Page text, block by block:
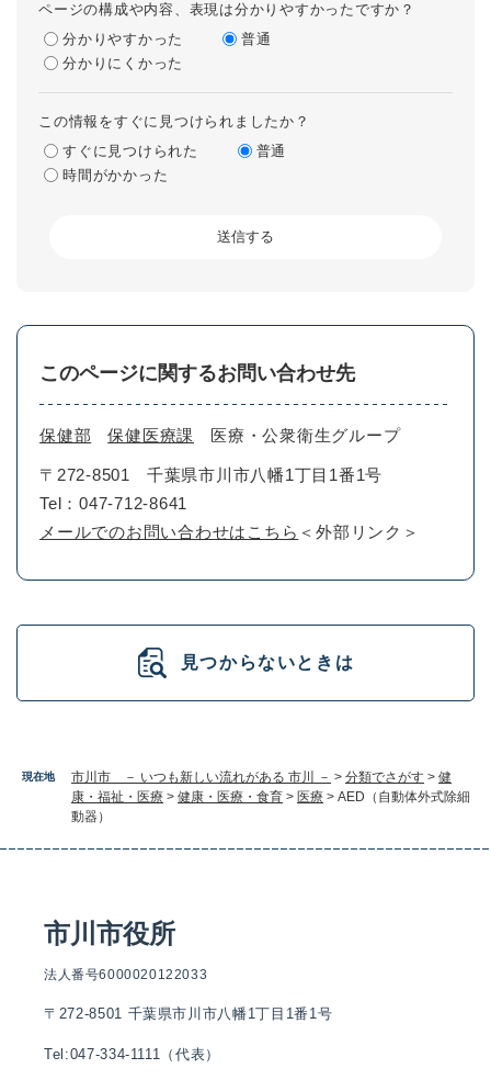
現在地 市川市 － いつも新しい流れがある 市川 － > 分類でさがす > 健
康・福祉・医療 > 健康・医療・食育 > 医療 > AED（自動体外式除細
動器）
ページの構成や内容、表現は分かりやすかったですか？
分かりやすかった
普通
分かりにくかった
この情報をすぐに見つけられましたか？
すぐに見つけられた
普通
時間がかかった
このページに関するお問い合わせ先
保健部 保健医療課 医療・公衆衛生グループ
〒272-8501
千葉県市川市八幡1丁目1番1号
Tel：047-712-8641
メールでのお問い合わせはこちら ＜外部リンク＞
見つからないときは
市川市役所
法人番号6000020122033
〒272-8501 千葉県市川市八幡1丁目1番1号
Tel:047-334-1111（代表）